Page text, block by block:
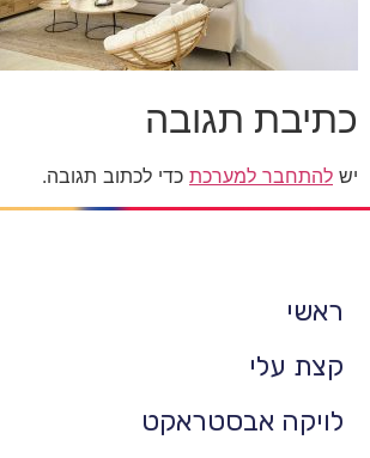
כתיבת תגובה
יש להתחבר למערכת כדי לכתוב תגובה.
ראשי
קצת עלי
לויקה אבסטראקט